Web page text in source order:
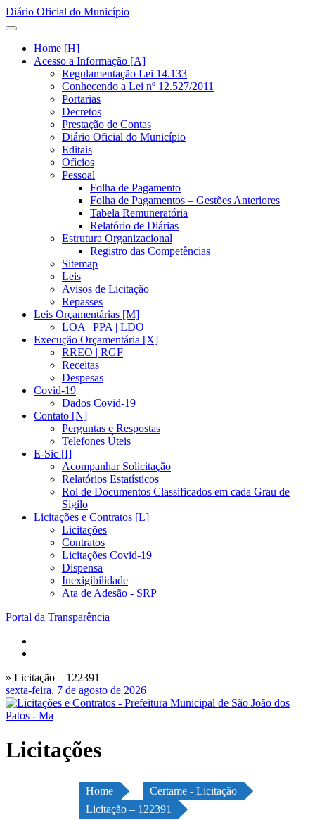
Diário Oficial do Município
Home [H]
Acesso a Informação [A]
Regulamentação Lei 14.133
Conhecendo a Lei nº 12.527/2011
Portarias
Decretos
Prestação de Contas
Diário Oficial do Município
Editais
Ofícios
Pessoal
Folha de Pagamento
Folha de Pagamentos – Gestões Anteriores
Tabela Remuneratória
Relatório de Diárias
Estrutura Organizacional
Registro das Competências
Sitemap
Leis
Avisos de Licitação
Repasses
Leis Orçamentárias [M]
LOA | PPA | LDO
Execução Orçamentária [X]
RREO | RGF
Receitas
Despesas
Covid-19
Dados Covid-19
Contato [N]
Perguntas e Respostas
Telefones Úteis
E-Sic [I]
Acompanhar Solicitação
Relatórios Estatísticos
Rol de Documentos Classificados em cada Grau de
Sigilo
Licitações e Contratos [L]
Licitações
Contratos
Licitações Covid-19
Dispensa
Inexigibilidade
Ata de Adesão - SRP
Portal da Transparência
» Licitação – 122391
sexta-feira, 7 de agosto de 2026
Licitações
Home
Certame - Licitação
Licitação – 122391